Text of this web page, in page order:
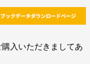
購入いただきましてあ